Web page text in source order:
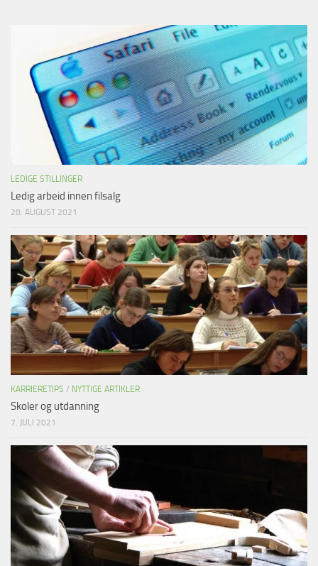
LEDIGE STILLINGER
Ledig arbeid innen filsalg
20. AUGUST 2021
KARRIERETIPS / NYTTIGE ARTIKLER
Skoler og utdanning
7. JULI 2021